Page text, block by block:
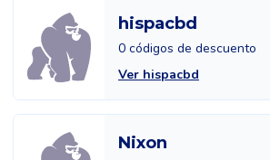
hispacbd
0 códigos de descuento
Ver hispacbd
Nixon